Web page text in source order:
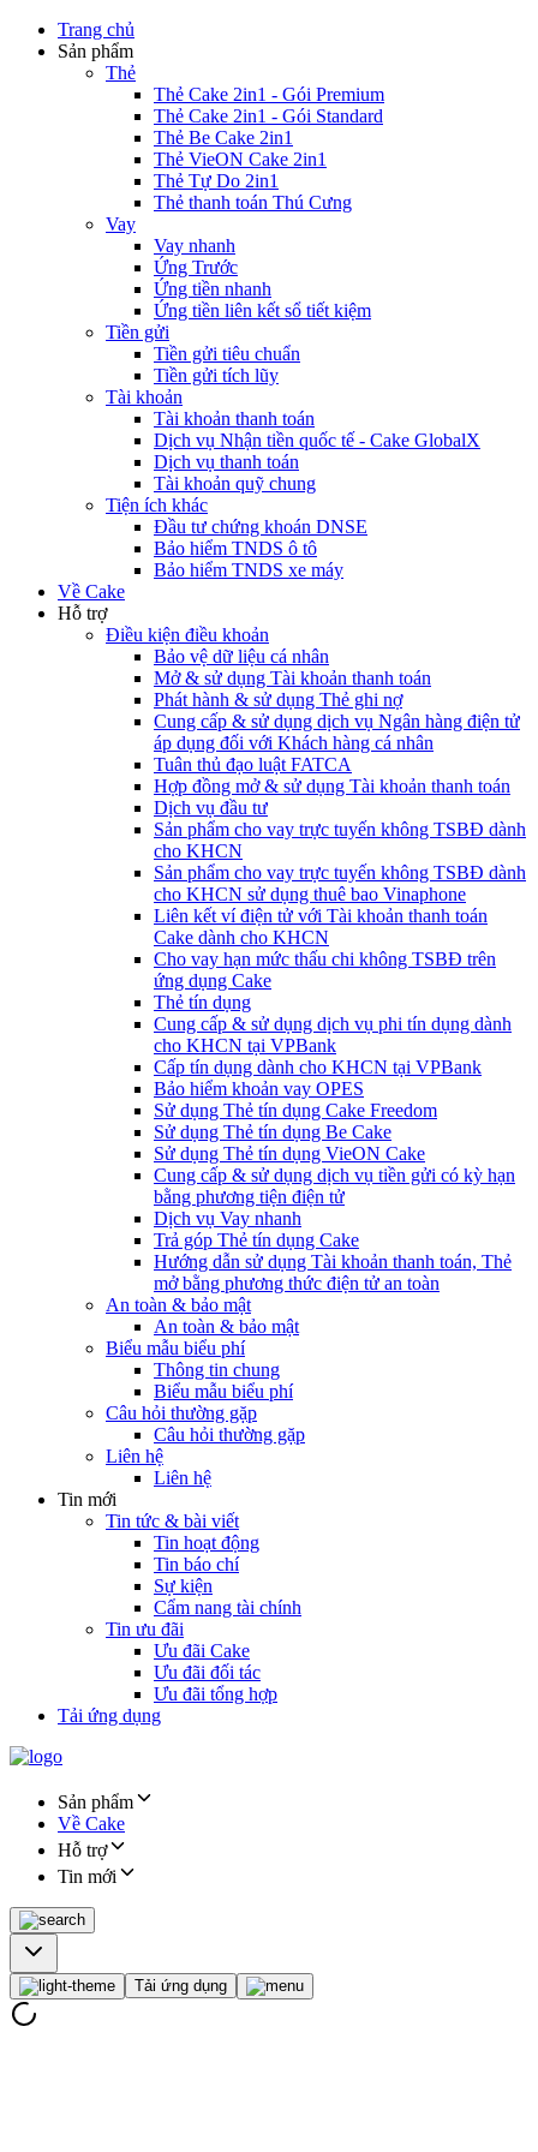
Trang chủ
Sản phẩm
Thẻ
Thẻ Cake 2in1 - Gói Premium
Thẻ Cake 2in1 - Gói Standard
Thẻ Be Cake 2in1
Thẻ VieON Cake 2in1
Thẻ Tự Do 2in1
Thẻ thanh toán Thú Cưng
Vay
Vay nhanh
Ứng Trước
Ứng tiền nhanh
Ứng tiền liên kết sổ tiết kiệm
Tiền gửi
Tiền gửi tiêu chuẩn
Tiền gửi tích lũy
Tài khoản
Tài khoản thanh toán
Dịch vụ Nhận tiền quốc tế - Cake GlobalX
Dịch vụ thanh toán
Tài khoản quỹ chung
Tiện ích khác
Đầu tư chứng khoán DNSE
Bảo hiểm TNDS ô tô
Bảo hiểm TNDS xe máy
Về Cake
Hỗ trợ
Điều kiện điều khoản
Bảo vệ dữ liệu cá nhân
Mở & sử dụng Tài khoản thanh toán
Phát hành & sử dụng Thẻ ghi nợ
Cung cấp & sử dụng dịch vụ Ngân hàng điện tử
áp dụng đối với Khách hàng cá nhân
Tuân thủ đạo luật FATCA
Hợp đồng mở & sử dụng Tài khoản thanh toán
Dịch vụ đầu tư
Sản phẩm cho vay trực tuyến không TSBĐ dành
cho KHCN
Sản phẩm cho vay trực tuyến không TSBĐ dành
cho KHCN sử dụng thuê bao Vinaphone
Liên kết ví điện tử với Tài khoản thanh toán
Cake dành cho KHCN
Cho vay hạn mức thấu chi không TSBĐ trên
ứng dụng Cake
Thẻ tín dụng
Cung cấp & sử dụng dịch vụ phi tín dụng dành
cho KHCN tại VPBank
Cấp tín dụng dành cho KHCN tại VPBank
Bảo hiểm khoản vay OPES
Sử dụng Thẻ tín dụng Cake Freedom
Sử dụng Thẻ tín dụng Be Cake
Sử dụng Thẻ tín dụng VieON Cake
Cung cấp & sử dụng dịch vụ tiền gửi có kỳ hạn
bằng phương tiện điện tử
Dịch vụ Vay nhanh
Trả góp Thẻ tín dụng Cake
Hướng dẫn sử dụng Tài khoản thanh toán, Thẻ
mở bằng phương thức điện tử an toàn
An toàn & bảo mật
An toàn & bảo mật
Biểu mẫu biểu phí
Thông tin chung
Biểu mẫu biểu phí
Câu hỏi thường gặp
Câu hỏi thường gặp
Liên hệ
Liên hệ
Tin mới
Tin tức & bài viết
Tin hoạt động
Tin báo chí
Sự kiện
Cẩm nang tài chính
Tin ưu đãi
Ưu đãi Cake
Ưu đãi đối tác
Ưu đãi tổng hợp
Tải ứng dụng
Sản phẩm
Về Cake
Hỗ trợ
Tin mới
Tải ứng dụng